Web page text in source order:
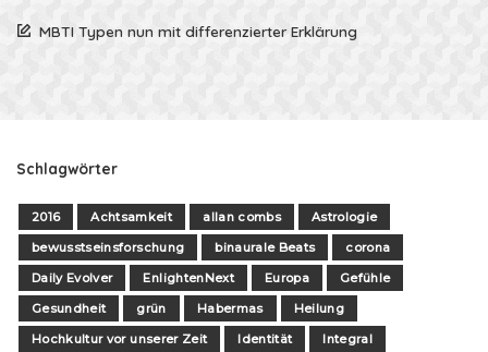
MBTI Typen nun mit differenzierter Erklärung
Schlagwörter
2016 Achtsamkeit allan combs
Astrologie
bewusstseinsforschung
binaurale Beats
corona
Daily Evolver
EnlightenNext Europa
Gefühle
Gesundheit
grün Habermas
Heilung
Hochkultur vor unserer Zeit
Identität
Integral